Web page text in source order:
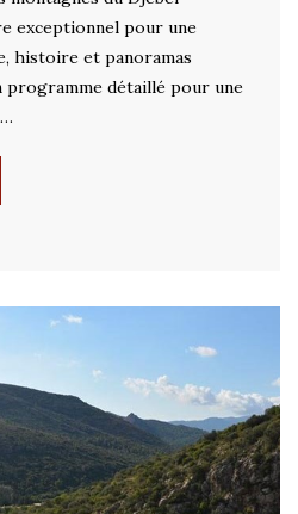
exceptionnel pour une
histoire et panoramas
programme détaillé pour une